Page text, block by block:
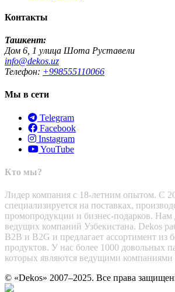
Контакты
Ташкент:
Дом 6, 1 улица Шота Руставели
info@dekos.uz
Телефон: +998555110066
Мы в сети
Telegram
Facebook
Instagram
YouTube
Кто мы?
Лидер компания с 18-летним опытом. С
специализируется на поставках,
промопродукции и бизнес-подарков. Нам
ведущих компаний Узбекистана. Dekos
B2B и B2G и предлагает ассортимент из
продуктов. У нас более 1000 довольных
которых являются ведущими компаниями
© «Dekos» 2007–2025. Все права